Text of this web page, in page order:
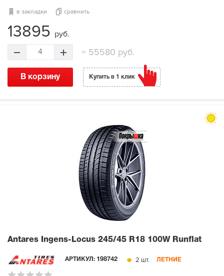
в закладки сравнить
13895 руб.
4 =55580 руб.
В корзину Купить в 1 клик
Antares Ingens-Locus 245/45 R18 100W Runflat
АРТИКУЛ: 198742 2 шт. ЛЕТНИЕ